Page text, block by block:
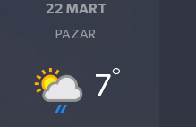
22 MART
PAZAR
7°